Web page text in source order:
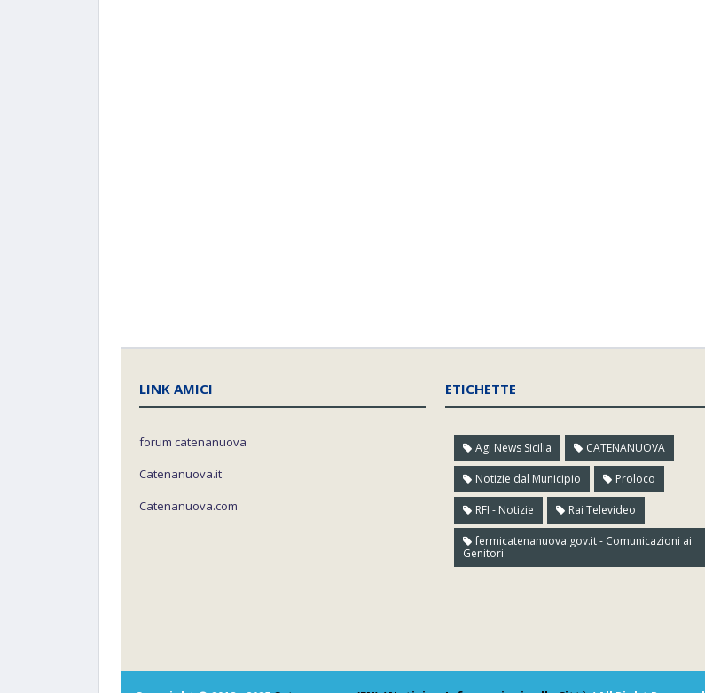
LINK AMICI
forum catenanuova
Catenanuova.it
Catenanuova.com
ETICHETTE
Agi News Sicilia CATENANUOVA
Notizie dal Municipio Proloco
RFI - Notizie Rai Televideo
fermicatenanuova.gov.it - Comunicazioni ai
Genitori